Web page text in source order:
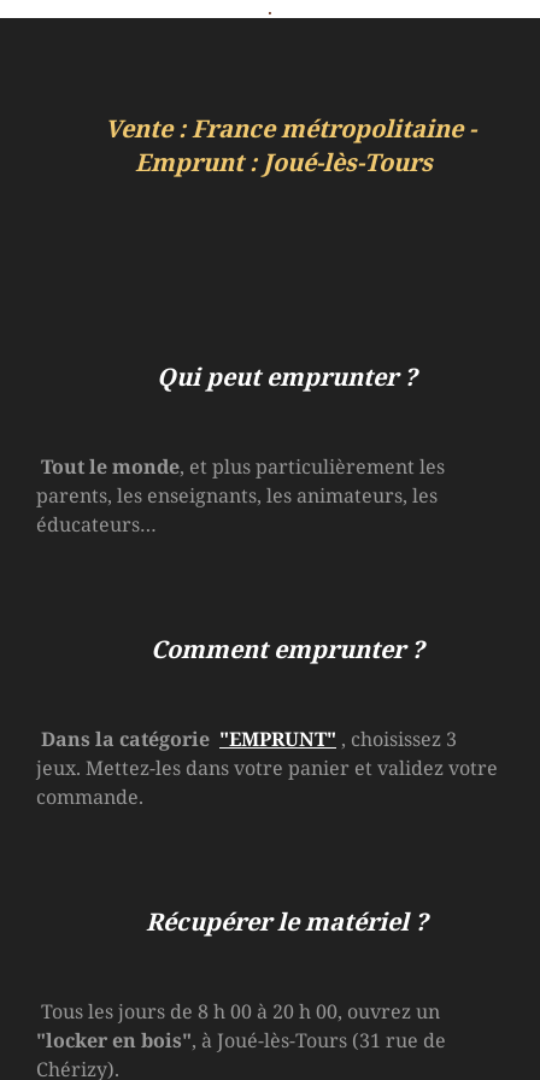
Vente : France métropolitaine -
Emprunt : Joué-lès-Tours
Qui peut emprunter ?
Tout le monde, et plus particulièrement les
parents, les enseignants, les animateurs, les
éducateurs…
Comment emprunter ?
Dans la catégorie "EMPRUNT" , choisissez 3
jeux. Mettez-les dans votre panier et validez votre
commande.
Récupérer le matériel ?
Tous les jours de 8 h 00 à 20 h 00, ouvrez un
"locker en bois", à Joué-lès-Tours (31 rue de
Chérizy).